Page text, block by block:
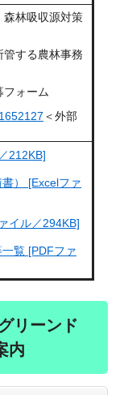
林吸収源対策
する農林事務
ォーム
＜外部
212KB]
） [Excelファ
イル／294KB]
覧 [PDFファ
リーンド
内